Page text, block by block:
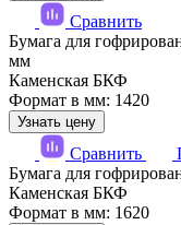
Сравнить
Бумага для
мм
Каменская БКФ
Формат в мм: 1420
Узнать цену
Сравнить
Бумага для
Каменская БКФ
Формат в мм: 1620